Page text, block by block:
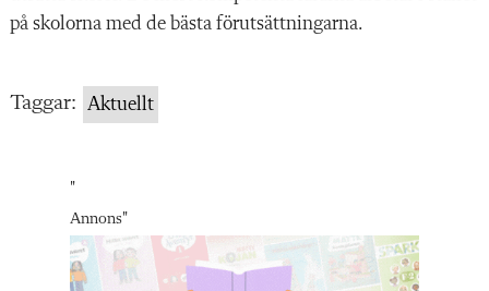
på skolorna med de bästa förutsättningarna.
Taggar: Aktuellt
"
Annons"